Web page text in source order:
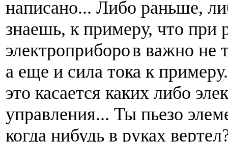
написано... Либо раньше,
знаешь, к примеру, что при
электроприборов важно не
а еще и сила тока к
это касается каких либо
управления... Ты пьезо
когда нибудь в руках